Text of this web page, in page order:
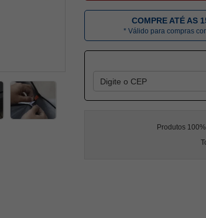
COMPRE ATÉ AS
* Válido para compras
Produtos